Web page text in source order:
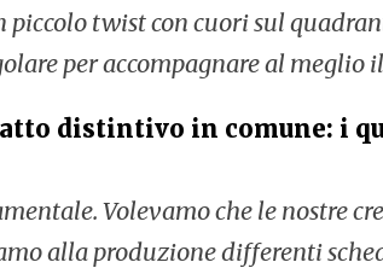
twist con cuori sul
per accompagnare al meglio
distintivo in comune: i
Volevamo che le nostre
alla produzione differenti